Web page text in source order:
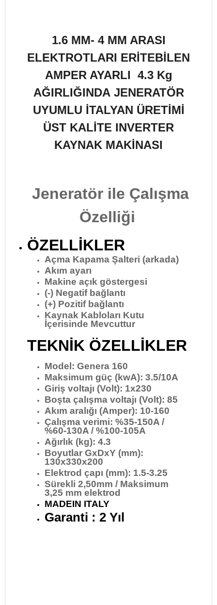
1.6 MM- 4 MM ARASI
ELEKTROTLARI ERİTEBİLEN
AMPER AYARLI 4.3 Kg
AĞIRLIĞINDA JENERATÖR
UYUMLU İTALYAN ÜRETİMİ
ÜST KALİTE INVERTER
KAYNAK MAKİNASI
Jeneratör ile Çalışma
Özelliği
ÖZELLİKLER
Açma Kapama Şalteri (arkada)
Akım ayarı
Makine açık göstergesi
(-) Negatif bağlantı
(+) Pozitif bağlantı
Kaynak Kabloları Kutu
İçerisinde Mevcuttur
TEKNİK ÖZELLİKLER
Model: Genera 160
Maksimum güç (kwA): 3.5/10A
Giriş voltajı (Volt): 1x230
Boşta çalışma voltajı (Volt): 85
Akım aralığı (Amper): 10-160
Çalışma verimi: %35-150A /
%60-130A / %100-105A
Ağırlık (kg): 4.3
Boyutlar GxDxY (mm):
130x330x200
Elektrod çapı (mm): 1.5-3.25
Sürekli 2,50mm / Maksimum
3,25 mm elektrod
MADEIN ITALY
Garanti : 2 Yıl